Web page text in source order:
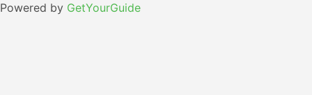
Powered by GetYourGuide